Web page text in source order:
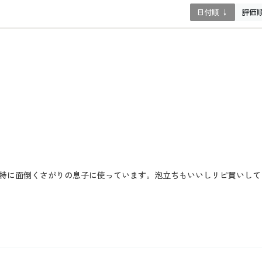
日付順 ↓ 評価
面倒くさがりの息子に使っています。泡立ちもいいしリピ買いし